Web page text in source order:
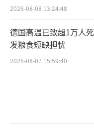
2026-08-08 13:24:48
德国高温已致超1万人
发粮食短缺担忧
2026-08-07 15:59:40